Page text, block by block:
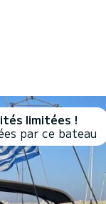
limitées !
par ce bateau